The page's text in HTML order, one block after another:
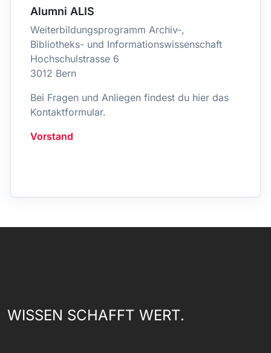
Alumni ALIS
Weiterbildungsprogramm Archiv-,
Bibliotheks- und Informationswissenschaft
Hochschulstrasse 6
3012 Bern
Bei Fragen und Anliegen findest du hier das
Kontaktformular.
Vorstand
WISSEN SCHAFFT WERT.